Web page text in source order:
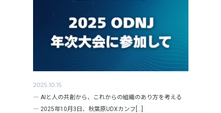
2025.10.15
― AIと人の共創から、これからの組織のあり方を考える
― 2025年10月3日、秋葉原UDXカンフ[...]